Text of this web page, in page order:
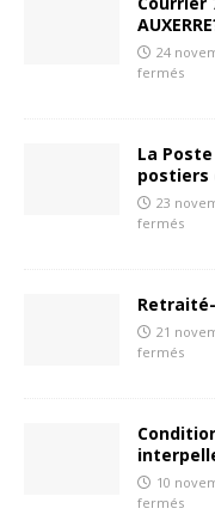
24
fermés
La
postiers
23
fermés
Retraité-
21
fermés
10
fermés